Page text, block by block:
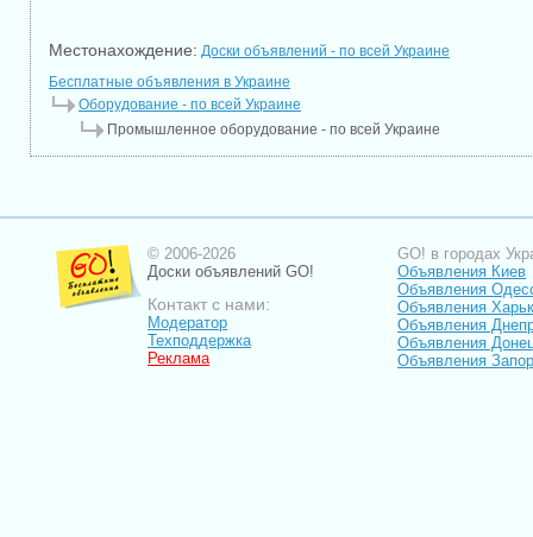
Местонахождение: Доски объявлений - по всей Украине
Бесплатные объявления в Украине
Оборудование - по всей Украине
Промышленное оборудование - по всей Украине
© 2006-2026
Доски объявлений GO!
Контакт с нами:
Модератор
Техподдержка
Реклама
GO! в городах
Объявления Киев
Объявления
Объявления
Объявления
Объявления
Объявления